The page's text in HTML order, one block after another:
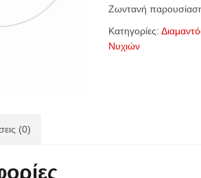
Ζωντανή
Κατηγορίες:
Νυχιών
(0)